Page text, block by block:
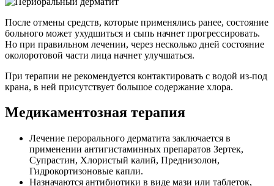
После отмены средств, которые применялись ранее, состояние
больного может ухудшиться и сыпь начнет прогрессировать.
Но при правильном лечении, через несколько дней состояние
околоротовой части лица начнет улучшаться.
При терапии не рекомендуется контактировать с водой из-под
крана, в ней присутствует большое содержание хлора.
Медикаментозная терапия
Лечение перорального дерматита заключается в
применении антигистаминных препаратов Зертек,
Супрастин, Хлористый калий, Преднизолон,
Гидрокортизоновые капли.
Назначаются антибиотики в виде мази или таблеток,